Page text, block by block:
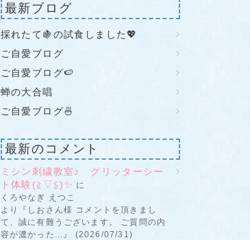
最新ブログ
採れたて🍇の試食しました💖
ご自愛ブログ
ご自愛ブログ🍉
蝉の大合唱
ご自愛ブログ🍜
最新のコメント
ミシン刺繍教室♪ グリッターシー
ト体験(≧▽≦)✨ に
くろやなぎ えつこ
より『しおさん様 コメントを頂きまし
て、誠に有難うございます。 ご質問の内
容が濃かった...』 (2026/07/31)